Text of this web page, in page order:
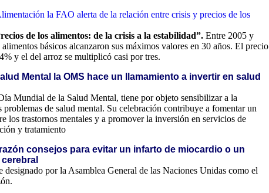
la FAO alerta de la relación entre crisis y precios de los
de los alimentos: de la crisis a la estabilidad”. Entre 2005 y
básicos alcanzaron sus máximos valores en 30 años. El precio
y el del arroz se multiplicó casi por tres.
Mental la OMS hace un llamamiento a invertir en salud
Mundial de la Salud Mental, tiene por objeto sensibilizar a la
problemas de salud mental. Su celebración contribuye a fomentar un
los trastornos mentales y a promover la inversión en servicios de
y tratamiento
consejos para evitar un infarto de miocardio o un
designado por la Asamblea General de las Naciones Unidas como el